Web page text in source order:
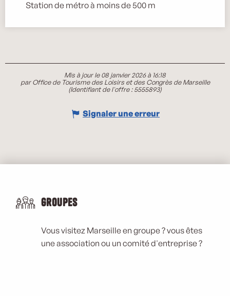
Station de métro à moins de 500 m
Mis à jour le 08 janvier 2026 à 16:18
par Office de Tourisme des Loisirs et des Congrès de Marseille
(Identifiant de l'offre :5555893)
Signaler une erreur
Groupes
Vous visitez Marseille en groupe ? vous êtes
une association ou un comité d'entreprise ?